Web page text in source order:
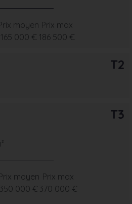
moyen
165 000 €
Prix max
186 500 €
T2
T3
moyen
350 000 €
Prix max
370 000 €